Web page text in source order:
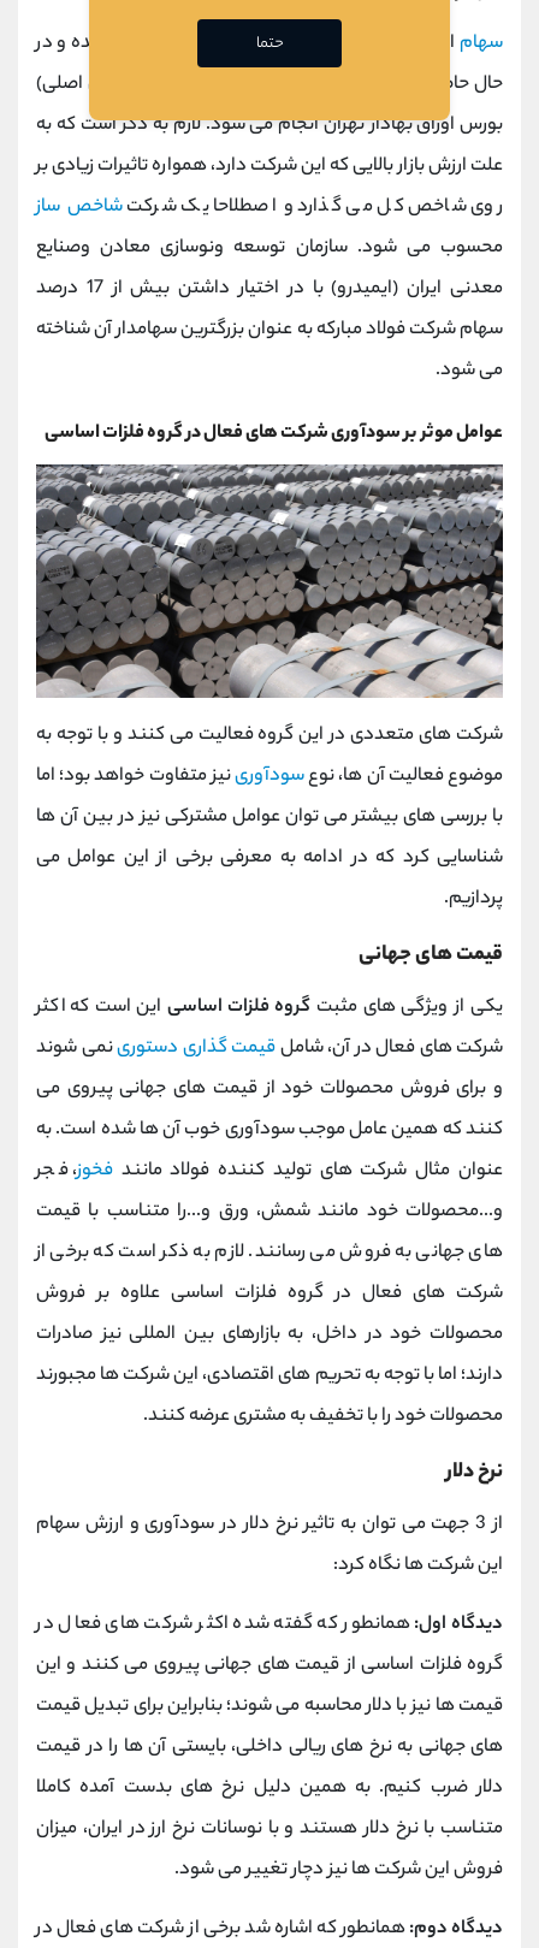
سهام
این شرکت در سال 1385 در بازار سرمایه پذیرفته شده و در
حال حاضر معاملات آن با نماد «
» در بازار اول (تابلوی اصلی)
بورس اوراق بهادار تهران انجام می شود. لازم به ذکر است که به
علت ارزش بازار بالایی که این شرکت دارد، همواره تاثیرات زیادی بر
روی شاخص کل می گذارد و اصطلاحا یک شرکتشاخص ساز
محسوب می شود. سازمان توسعه ونوسازی معادن وصنايع
معدنی ايران (ایمیدرو) با در اختیار داشتن بیش از 17 درصد
سهام شرکت فولاد مبارکه به عنوان بزرگترین سهامدار آن شناخته
می شود.
عوامل موثر بر سودآوری شرکت های فعال در گروه فلزات اساسی
شرکت های متعددی در این گروه فعالیت می کنند و با توجه به
موضوع فعالیت آن ها، نوعسودآورینیز متفاوت خواهد بود؛ اما
با بررسی های بیشتر می توان عوامل مشترکی نیز در بین آن ها
شناسایی کرد که در ادامه به معرفی برخی از این عوامل می
پردازیم.
قیمت های جهانی
یکی از ویژگی های مثبتگروه فلزات اساسیاین است که اکثر
شرکت های فعال در آن، شاملقیمت گذاری دستورینمی شوند
و برای فروش محصولات خود از قیمت های جهانی پیروی می
کنند که همین عامل موجب سودآوری خوب آن ها شده است. به
عنوان مثال شرکت های تولید کننده فولاد مانندفخوز، فجر
و...محصولات خود مانند شمش، ورق و...را متناسب با قیمت
های جهانی به فروش می رسانند. لازم به ذکر است که برخی از
شرکت های فعال در گروه فلزات اساسی علاوه بر فروش
محصولات خود در داخل، به بازارهای بین المللی نیز صادرات
دارند؛ اما با توجه به تحریم های اقتصادی، این شرکت ها مجبورند
محصولات خود را با تخفیف به مشتری عرضه کنند.
نرخ دلار
از 3 جهت می توان به تاثیر نرخ دلار در سودآوری و ارزش سهام
این شرکت ها نگاه کرد:
دیدگاه اول:همانطور که گفته شده اکثر شرکت های فعال در
گروه فلزات اساسی از قیمت های جهانی پیروی می کنند و این
قیمت ها نیز با دلار محاسبه می شوند؛ بنابراین برای تبدیل قیمت
های جهانی به نرخ های ریالی داخلی، بایستی آن ها را در قیمت
دلار ضرب کنیم. به همین دلیل نرخ های بدست آمده کاملا
متناسب با نرخ دلار هستند و با نوسانات نرخ ارز در ایران، میزان
فروش این شرکت ها نیز دچار تغییر می شود.
دیدگاه دوم:همانطور که اشاره شد برخی از شرکت های فعال در
حتما